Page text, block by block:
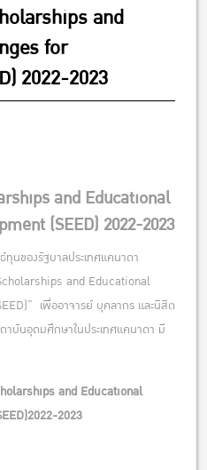
and
for
2022-2023
and Educational
(SEED) 2022-2023
นของรัฐบาลประเทศแคนาดา
and Educational
เพื่ออาจารย์ บุคลากร และนิสิต
บันอุดมศึกษาในประเทศแคนาดา มี
and Educational
2023